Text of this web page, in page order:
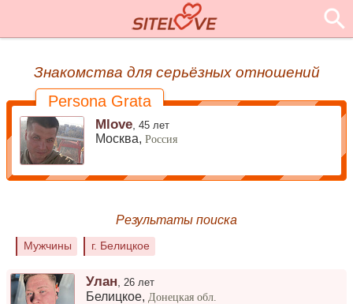
Знакомства для серьёзных отношений
Persona Grata
Mlove ,45 лет
Москва,Россия
Результаты поиска
Мужчины г. Белицкое
Улан 26 лет
Белицкое, Донецкая обл.